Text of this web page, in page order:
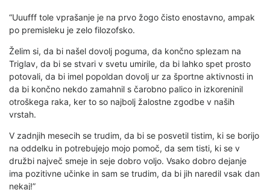
“Uuufff tole vprašanje je na prvo žogo čisto enostavno, ampak
po premisleku je zelo filozofsko.
Želim si, da bi našel dovolj poguma, da končno splezam na
Triglav, da bi se stvari v svetu umirile, da bi lahko spet prosto
potovali, da bi imel popoldan dovolj ur za športne aktivnosti in
da bi končno nekdo zamahnil s čarobno palico in izkoreninil
otroškega raka, ker to so najbolj žalostne zgodbe v naših
vrstah.
V zadnjih mesecih se trudim, da bi se posvetil tistim, ki se borijo
na oddelku in potrebujejo mojo pomoč, da sem tisti, ki se v
družbi največ smeje in seje dobro voljo. Vsako dobro dejanje
ima pozitivne učinke in sam se trudim, da bi jih naredil vsak dan
nekaj!”